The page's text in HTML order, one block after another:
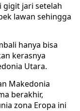
gigit jari setelah
lawan sehingga
hanya bisa
kerasnya
Utara.
Makedonia
berakhir,
zona Eropa ini